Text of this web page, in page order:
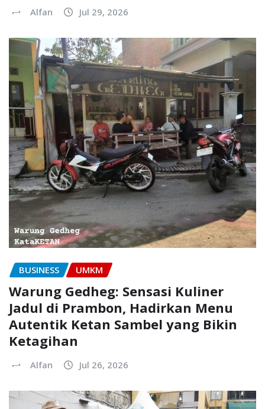
Alfan Jul 29, 2026
BUSINESS UMKM
Warung Gedheg: Sensasi Kuliner
Jadul di Prambon, Hadirkan Menu
Autentik Ketan Sambel yang Bikin
Ketagihan
Alfan Jul 26, 2026